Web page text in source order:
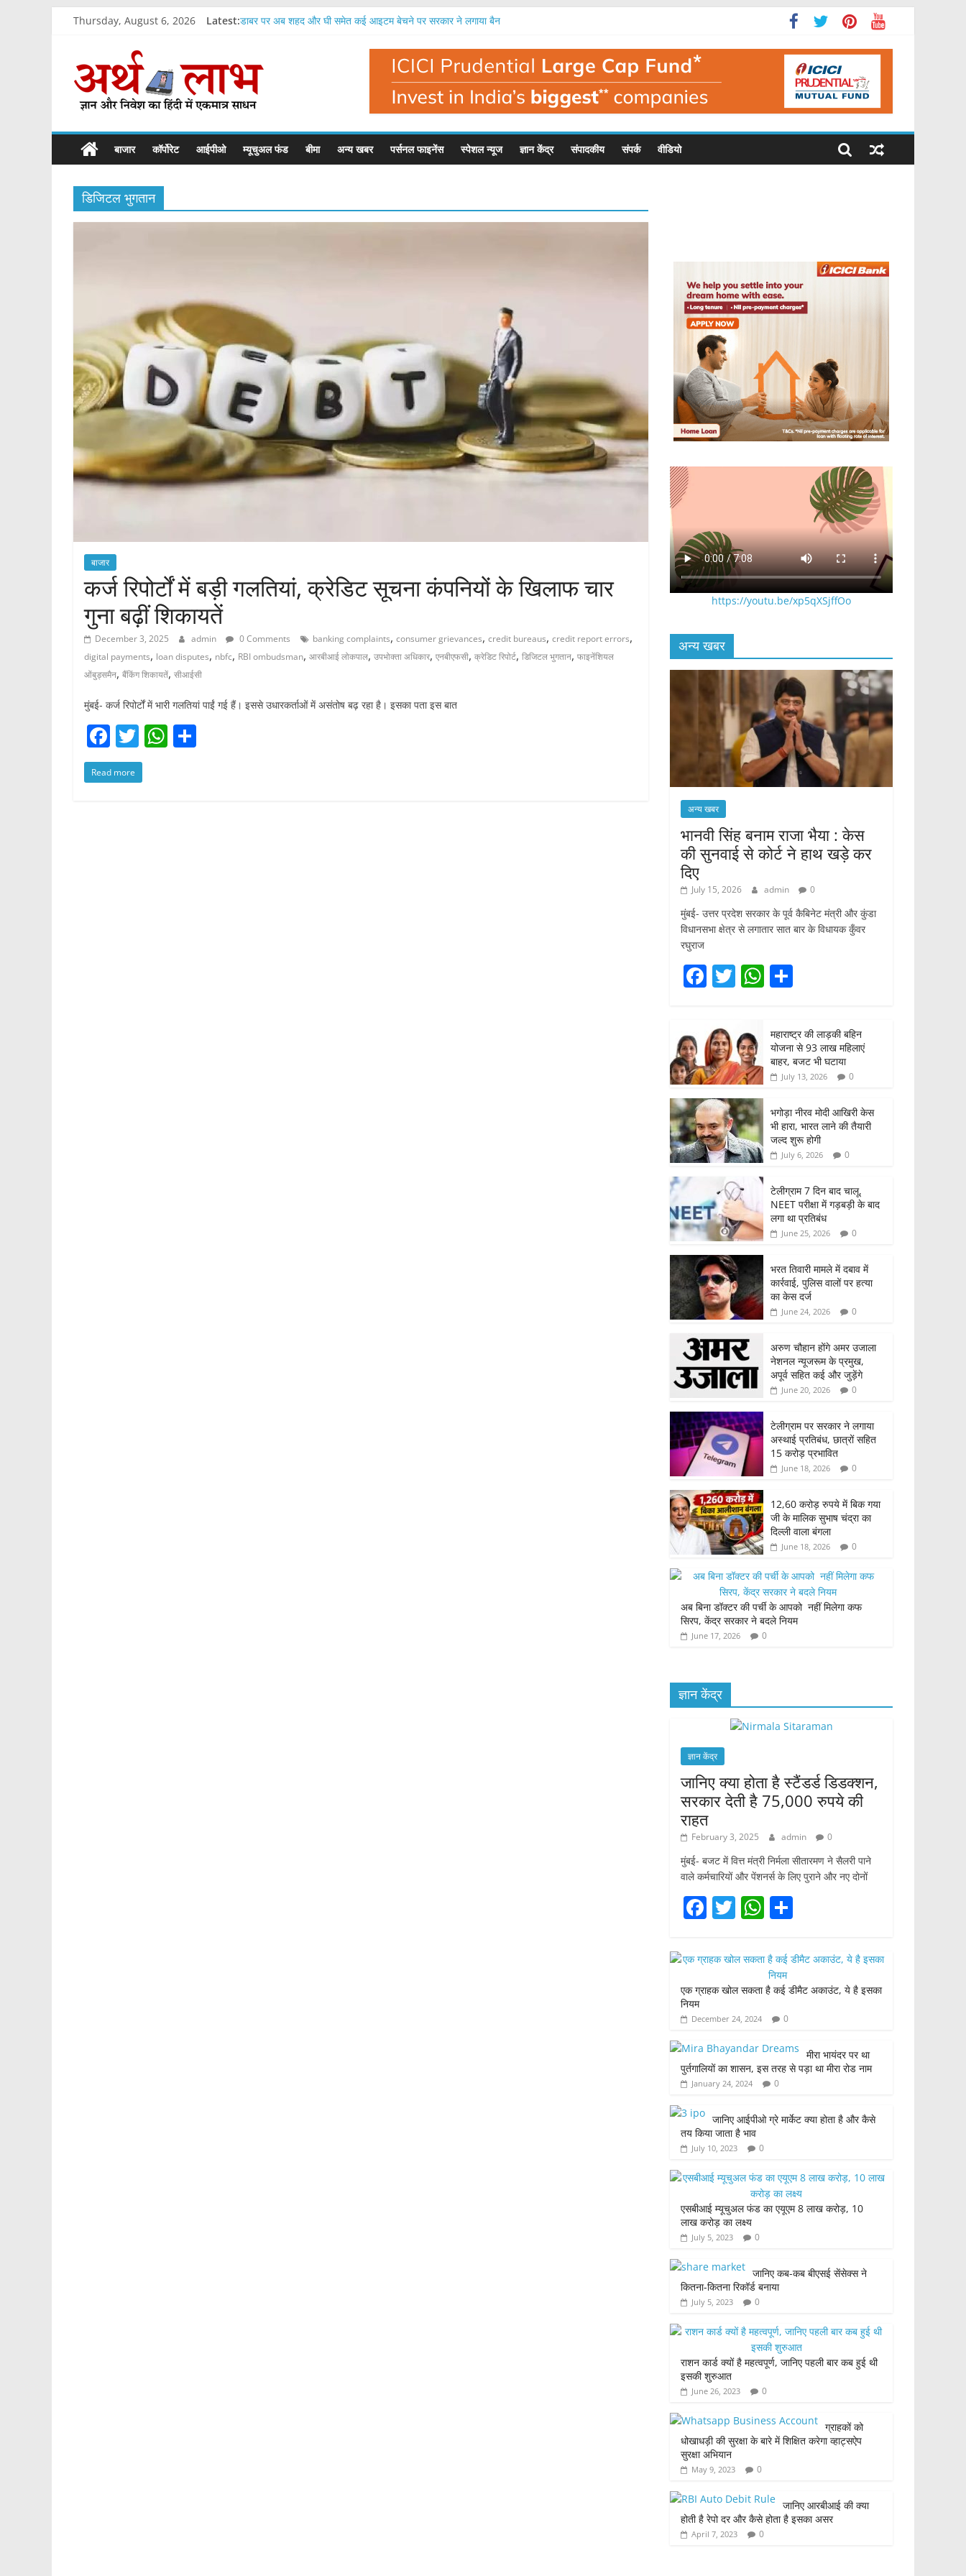
Thursday, August 6, 2026 Latest:डाबर पर अब शहद और घी समेत कई आइटम बेचने पर सरकार ने लगाया बैन
ऑरेंज इकोनॉमी में बड़ा कदम: ग्रेडिएंट इंफोटेनमेंट का ₹5,000 करोड़ के निवेश का रोडमैप
एचडीएफसी बैंक का आज एजीएम, फंड जुटाने, नए एमडी समेत कई फैसले होंगे
स्मॉल फाइनेंस बैंकों को अब ब्याज दर की पूरी जानकारी देनी होगी, आरबीआई का नियम
ArthLabh
Business
News
बाजार कॉर्पोरेट आईपीओ म्यूचुअल फंड बीमा अन्य खबर पर्सनल फाइनेंस स्पेशल न्यूज ज्ञान केंद्र संपादकीय संपर्क वीडियो
डिजिटल भुगतान
बाजार
कर्ज रिपोर्टों में बड़ी गलतियां, क्रेडिट सूचना कंपनियों के खिलाफ चार
गुना बढ़ीं शिकायतें
December 3, 2025 admin 0 Comments banking complaints, consumer grievances, credit bureaus, credit report errors,
digital payments, loan disputes, nbfc, RBI ombudsman, आरबीआई लोकपाल, उपभोक्ता अधिकार, एनबीएफसी, क्रेडिट रिपोर्ट, डिजिटल भुगतान, फाइनेंशियल
ओंबुड्समैन, बैंकिंग शिकायतें, सीआईसी
मुंबई- कर्ज रिपोर्टों में भारी गलतियां पाईं गई हैं। इससे उधारकर्ताओं में असंतोष बढ़ रहा है। इसका पता इस बात
F
a
c
T
w
itt
W
Read more
https://youtu.be/xp5qXSjffOo
अन्य खबर
अन्य खबर
भानवी सिंह बनाम राजा भैया : केस
की सुनवाई से कोर्ट ने हाथ खड़े कर
दिए
July 15, 2026 admin 0
मुंबई- उत्तर प्रदेश सरकार के पूर्व कैबिनेट मंत्री और कुंडा
विधानसभा क्षेत्र से लगातार सात बार के विधायक कुँवर
रघुराज
F
c
e
b
o
o
k
T
er
W
s
A
p
p
ar
e
महाराष्ट्र की लाड़की बहिन
योजना से 93 लाख महिलाएं
बाहर, बजट भी घटाया
July 13, 2026 0
भगोड़ा नीरव मोदी आखिरी केस
भी हारा, भारत लाने की तैयारी
जल्द शुरू होगी
July 6, 2026 0
टेलीग्राम 7 दिन बाद चालू,
NEET परीक्षा में गड़बड़ी के बाद
लगा था प्रतिबंध
June 25, 2026 0
भरत तिवारी मामले में दबाव में
कार्रवाई, पुलिस वालों पर हत्या
का केस दर्ज
June 24, 2026 0
अरुण चौहान होंगे अमर उजाला
नेशनल न्यूजरूम के प्रमुख,
अपूर्व सहित कई और जुड़ेंगे
June 20, 2026 0
टेलीग्राम पर सरकार ने लगाया
अस्थाई प्रतिबंध, छात्रों सहित
15 करोड़ प्रभावित
June 18, 2026 0
12,60 करोड़ रुपये में बिक गया
जी के मालिक सुभाष चंद्रा का
दिल्ली वाला बंगला
June 18, 2026 0
अब बिना डॉक्टर की पर्ची के आपको नहीं मिलेगा कफ
सिरप, केंद्र सरकार ने बदले नियम
June 17, 2026 0
ज्ञान केंद्र
ज्ञान केंद्र
जानिए क्या होता है स्टैंडर्ड डिडक्शन,
सरकार देती है 75,000 रुपये की
राहत
February 3, 2025 admin 0
मुंबई- बजट में वित्त मंत्री निर्मला सीतारमण ने सैलरी पाने
वाले कर्मचारियों और पेंशनर्स के लिए पुराने और नए दोनों
F
c
b
o
o
k
T
itt
W
at
s
A
p
p
ar
e
एक ग्राहक खोल सकता है कई डीमैट अकाउंट, ये है इसका
नियम
December 24, 2024 0
मीरा भायंदर पर था
पुर्तगालियों का शासन, इस तरह से पड़ा था मीरा रोड नाम
January 24, 2024 0
जानिए आईपीओ ग्रे मार्केट क्या होता है और कैसे
तय किया जाता है भाव
July 10, 2023 0
एसबीआई म्यूचुअल फंड का एयूएम 8 लाख करोड़, 10
लाख करोड़ का लक्ष्य
July 5, 2023 0
जानिए कब-कब बीएसई सेंसेक्स ने
कितना-कितना रिकॉर्ड बनाया
July 5, 2023 0
राशन कार्ड क्यों है महत्वपूर्ण, जानिए पहली बार कब हुई थी
इसकी शुरुआत
June 26, 2023 0
ग्राहकों को
धोखाधड़ी की सुरक्षा के बारे में शिक्षित करेगा व्हाट्सऐप
सुरक्षा अभियान
May 9, 2023 0
जानिए आरबीआई की क्या
होती है रेपो दर और कैसे होता है इसका असर
April 7, 2023 0